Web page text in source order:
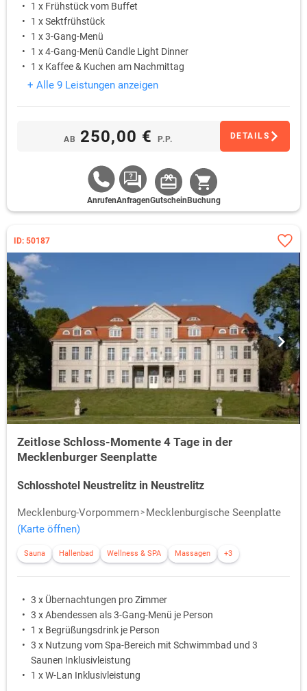
1 x Frühstück vom Buffet
1 x Sektfrühstück
1 x 3-Gang-Menü
1 x 4-Gang-Menü Candle Light Dinner
1 x Kaffee & Kuchen am Nachmittag
+ Alle 9 Leistungen anzeigen
AB 250,00 € P.P. DETAILS
AnrufenAnfragenGutschein Buchung
ID: 50187
Zeitlose Schloss-Momente 4 Tage in der
Mecklenburger Seenplatte
Schlosshotel Neustrelitz in Neustrelitz
Mecklenburg-Vorpommern
Mecklenburgische Seenplatte
(Karte öffnen)
Sauna Hallenbad Wellness & SPA Massagen +3
3 x Übernachtungen pro Zimmer
3 x Abendessen als 3-Gang-Menü je Person
1 x Begrüßungsdrink je Person
3 x Nutzung vom Spa-Bereich mit Schwimmbad und 3
Saunen Inklusivleistung
1 x W-Lan Inklusivleistung